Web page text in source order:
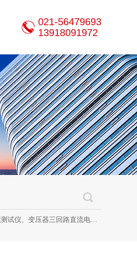
021-56479693
13918091972
持式三相直流电阻测试仪、三通道助磁直流电阻测试仪